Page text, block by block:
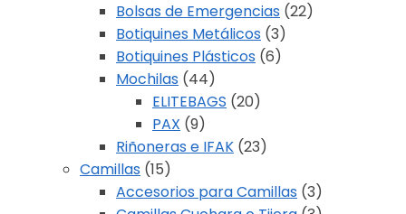
Bolsas de Emergencias (22)
Botiquines Metálicos (3)
Botiquines Plásticos (6)
Mochilas (44)
ELITEBAGS (20)
PAX (9)
Riñoneras e IFAK (23)
Camillas (15)
Accesorios para Camillas (3)